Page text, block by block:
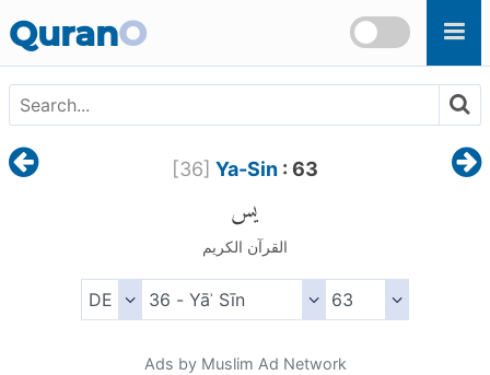
QuranO
[36] Ya-Sin: 63
يس
القرآن الكريم
Ads by Muslim Ad Network